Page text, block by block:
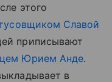
этого
Славой
приписывают
Юрием Анде.
в